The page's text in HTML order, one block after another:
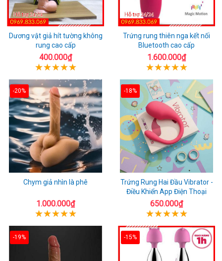
Dương vật giả hít tường không
rung cao cấp
400.000₫
Trứng rung thiên nga kết nối
Bluetooth cao cấp
1.600.000₫
-20%
Chym giả nhìn là phê
1.000.000₫
-18%
Trứng Rung Hai Đầu Vibrator -
Điều Khiển App Điện Thoại
650.000₫
-19% -15%